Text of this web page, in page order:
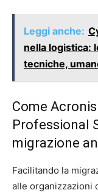
Leggi anche:
nella logistica:
tecniche,
Come
Professional
migrazione
Facilitando la
alle organizzazioni